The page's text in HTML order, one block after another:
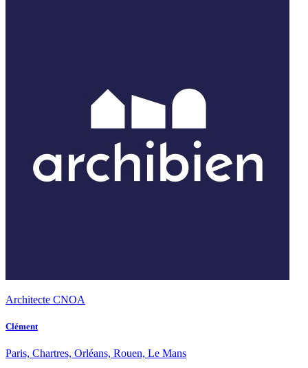
Architecte CNOA
Clément
Paris, Chartres, Orléans, Rouen, Le Mans